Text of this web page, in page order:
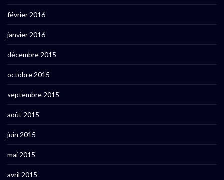
février 2016
janvier 2016
décembre 2015
octobre 2015
septembre 2015
août 2015
juin 2015
mai 2015
avril 2015